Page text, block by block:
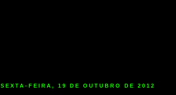
SEXTA-FEIRA, 19 DE OUTUBRO DE 2012